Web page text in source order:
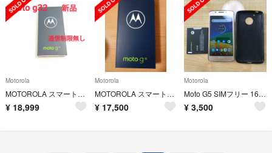
Motorola
MOTOROLA スマートフォン moto g32 ミネラルグレイ PAUV00
¥ 18,999
Motorola
MOTOROLA スマートフォン moto g32 サテンシルバー PAUV00
¥ 17,500
Motorola
Moto G5 SIMフリー 16GB 【予備バッテリー付】
¥ 3,500